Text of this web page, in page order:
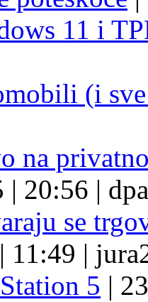
11 i
(i
na
| 20:56 |
se
| 11:49 |
5 |